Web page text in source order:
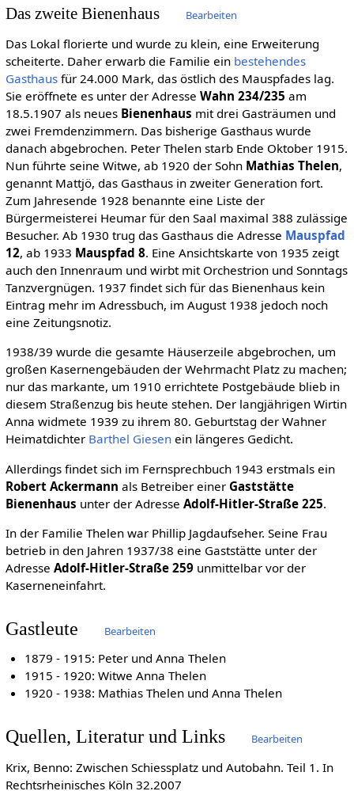
Das zweite Bienenhaus Bearbeiten
Das Lokal florierte und wurde zu klein, eine Erweiterung
scheiterte. Daher erwarb die Familie ein bestehendes
Gasthausfür 24.000 Mark, das östlich des Mauspfades lag.
Sie eröffnete es unter der Adresse Wahn 234/235 am
18.5.1907 als neues Bienenhaus mit drei Gasträumen und
zwei Fremdenzimmern. Das bisherige Gasthaus wurde
danach abgebrochen. Peter Thelen starb Ende Oktober 1915.
Nun führte seine Witwe, ab 1920 der Sohn Mathias Thelen,
genannt Mattjö, das Gasthaus in zweiter Generation fort.
Zum Jahresende 1928 benannte eine Liste der
Bürgermeisterei Heumar für den Saal maximal 388 zulässige
Besucher. Ab 1930 trug das Gasthaus die Adresse Mauspfad
12, ab 1933 Mauspfad 8. Eine Ansichtskarte von 1935 zeigt
auch den Innenraum und wirbt mit Orchestrion und Sonntags
Tanzvergnügen. 1937 findet sich für das Bienenhaus kein
Eintrag mehr im Adressbuch, im August 1938 jedoch noch
eine Zeitungsnotiz.
1938/39 wurde die gesamte Häuserzeile abgebrochen, um
großen Kasernengebäuden der Wehrmacht Platz zu machen;
nur das markante, um 1910 errichtete Postgebäude blieb in
diesem Straßenzug bis heute stehen. Der langjährigen Wirtin
Anna widmete 1939 zu ihrem 80. Geburtstag der Wahner
Heimatdichter Barthel Giesenein längeres Gedicht.
Allerdings findet sich im Fernsprechbuch 1943 erstmals ein
Robert Ackermann als Betreiber einer Gaststätte
Bienenhaus unter der Adresse Adolf-Hitler-Straße 225.
In der Familie Thelen war Phillip Jagdaufseher. Seine Frau
betrieb in den Jahren 1937/38 eine Gaststätte unter der
Adresse Adolf-Hitler-Straße 259unmittelbar vor der
Kaserneneinfahrt.
Gastleute Bearbeiten
1879 - 1915: Peter und Anna Thelen
1915 - 1920: Witwe Anna Thelen
1920 - 1938: Mathias Thelen und Anna Thelen
Quellen, Literatur und Links Bearbeiten
Krix, Benno: Zwischen Schiessplatz und Autobahn. Teil 1. In
Rechtsrheinisches Köln 32.2007